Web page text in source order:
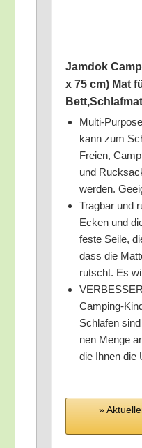
Jam­dok
x 75 cm) Mat
Mul­ti-
kann zum
Frei­en,
und
wer­den.
Trag­bar und
Ecken und
fes­te Sei­le,
dass die
rutscht. Es
Cam­ping-
Schla­fen
nen Men­ge
die Ihnen
»